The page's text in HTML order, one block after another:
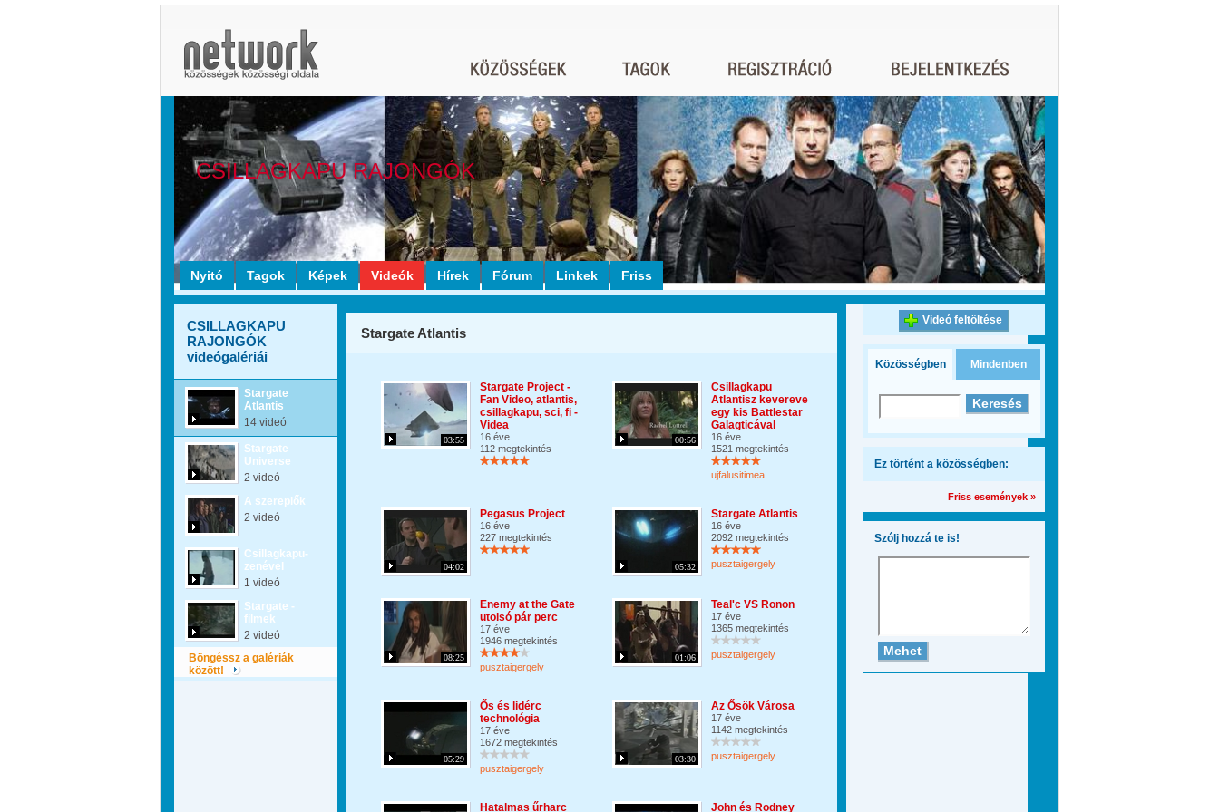
CSILLAGKAPU RAJONGÓK
Nyitó Tagok Képek Videók Hírek Fórum Linkek Friss
CSILLAGKAPU
RAJONGÓK
videógalériái
Stargate
Atlantis
14 videó
Stargate
Universe
2 videó
A szereplők
2 videó
Csillagkapu-
zenével
1 videó
Stargate -
filmek
2 videó
Böngéssz a galériák
között!
Stargate Atlantis
03:55
Stargate Project -
Fan Video, atlantis,
csillagkapu, sci, fi -
Videa
16 éve
112 megtekintés
00:56
Csillagkapu
Atlantisz kevereve
egy kis Battlestar
Galagticával
16 éve
1521 megtekintés
ujfalusitimea
04:02
Pegasus Project
16 éve
227 megtekintés
05:32
Stargate Atlantis
16 éve
2092 megtekintés
pusztaigergely
08:25
Enemy at the Gate
utolsó pár perc
17 éve
1946 megtekintés
pusztaigergely
01:06
Teal'c VS Ronon
17 éve
1365 megtekintés
pusztaigergely
05:29
Ős és lidérc
technológia
17 éve
1672 megtekintés
pusztaigergely
03:30
Az Ősök Városa
17 éve
1142 megtekintés
pusztaigergely
Hatalmas űrharc John és Rodney
Videó feltöltése
Közösségben Mindenben
Ez történt a közösségben:
Friss események »
Szólj hozzá te is!